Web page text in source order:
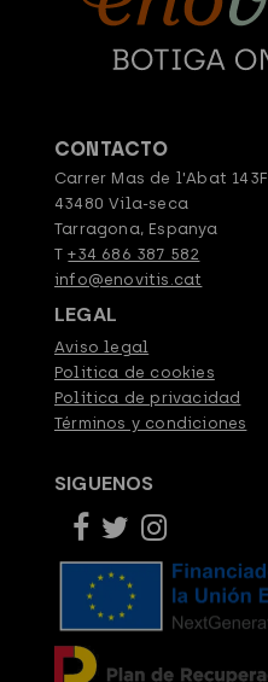
CONTACTO
Carrer Mas de l'Abat 143F
43480 Vila-seca
Tarragona, Espanya
T+34 686 387 582
info@enovitis.cat
LEGAL
Aviso legal
Politica de cookies
Política de privacidad
Términos y condiciones
SIGUENOS